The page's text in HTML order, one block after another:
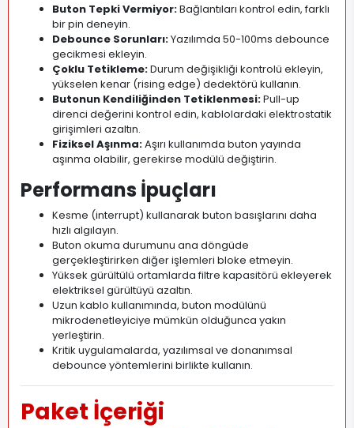
Buton Tepki Vermiyor:Bağlantıları kontrol edin, farklı
bir pin deneyin.
Debounce Sorunları:Yazılımda 50-100ms debounce
gecikmesi ekleyin.
Çoklu Tetikleme:Durum değişikliği kontrolü ekleyin,
yükselen kenar (rising edge) dedektörü kullanın.
Butonun Kendiliğinden Tetiklenmesi:Pull-up
direnci değerini kontrol edin, kablolardaki elektrostatik
girişimleri azaltın.
Fiziksel Aşınma:Aşırı kullanımda buton yayında
aşınma olabilir, gerekirse modülü değiştirin.
Performans İpuçları
Kesme (interrupt) kullanarak buton basışlarını daha
hızlı algılayın.
Buton okuma durumunu ana döngüde
gerçekleştirirken diğer işlemleri bloke etmeyin.
Yüksek gürültülü ortamlarda filtre kapasitörü ekleyerek
elektriksel gürültüyü azaltın.
Uzun kablo kullanımında, buton modülünü
mikrodenetleyiciye mümkün olduğunca yakın
yerleştirin.
Kritik uygulamalarda, yazılımsal ve donanımsal
debounce yöntemlerini birlikte kullanın.
Paket İçeriği